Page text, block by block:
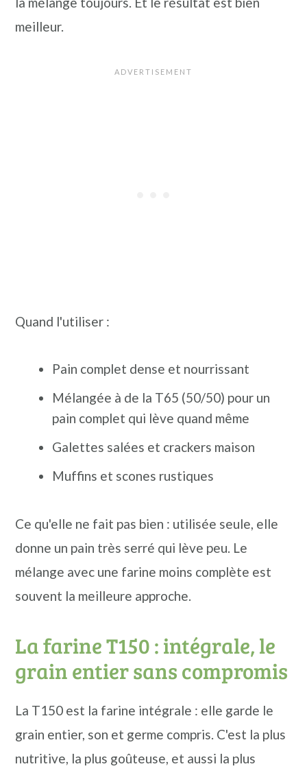
meilleur.
Quand l'utiliser :
Pain complet dense et nourrissant
Mélangée à de la T65 (50/50) pour un
pain complet qui lève quand même
Galettes salées et crackers maison
Muffins et scones rustiques
Ce qu'elle ne fait pas bien : utilisée seule, elle
donne un pain très serré qui lève peu. Le
mélange avec une farine moins complète est
souvent la meilleure approche.
La farine T150 : intégrale, le
grain entier sans compromis
La T150 est la farine intégrale : elle garde le
grain entier, son et germe compris. C'est la plus
nutritive, la plus goûteuse, et aussi la plus